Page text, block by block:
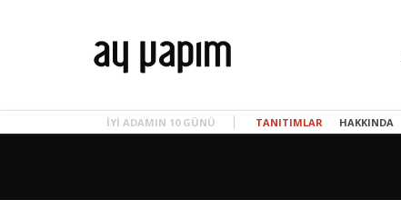
İYI ADAMIN 10 GÜNÜ TANITIMLAR HAKKINDA